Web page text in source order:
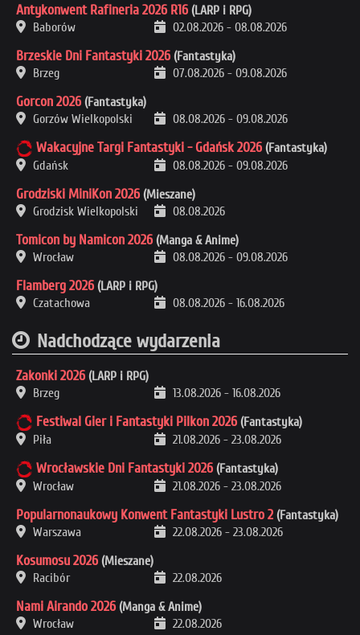
Antykonwent Rafineria 2026 R16 (LARP i RPG)
Baborów
02.08.2026 - 08.08.2026
Brzeskie Dni Fantastyki 2026 (Fantastyka)
Brzeg
07.08.2026 - 09.08.2026
Gorcon 2026 (Fantastyka)
Gorzów Wielkopolski
08.08.2026 - 09.08.2026
Wakacyjne Targi Fantastyki - Gdańsk 2026 (Fantastyka)
Gdańsk
08.08.2026 - 09.08.2026
Grodziski MiniKon 2026 (Mieszane)
Grodzisk Wielkopolski
08.08.2026
Tomicon by Namicon 2026 (Manga & Anime)
Wrocław
08.08.2026 - 09.08.2026
Flamberg 2026 (LARP i RPG)
Czatachowa
08.08.2026 - 16.08.2026
Nadchodzące wydarzenia
Zakonki 2026 (LARP i RPG)
Brzeg
13.08.2026 - 16.08.2026
Festiwal Gier i Fantastyki Pilkon 2026 (Fantastyka)
Piła
21.08.2026 - 23.08.2026
Wrocławskie Dni Fantastyki 2026 (Fantastyka)
Wrocław
21.08.2026 - 23.08.2026
Popularnonaukowy Konwent Fantastyki Lustro 2 (Fantastyka)
Warszawa
22.08.2026 - 23.08.2026
Kosumosu 2026 (Mieszane)
Racibór
22.08.2026
Nami Airando 2026 (Manga & Anime)
Wrocław
22.08.2026